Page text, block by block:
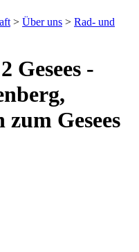
> Über uns > Rad- und
Gesees -
Gesees